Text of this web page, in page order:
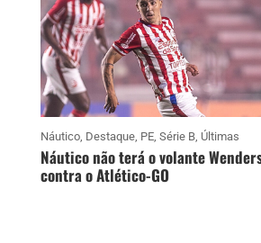
Náutico, Destaque, PE, Série B, Últimas
Náutico não terá o volante
contra o Atlético-GO